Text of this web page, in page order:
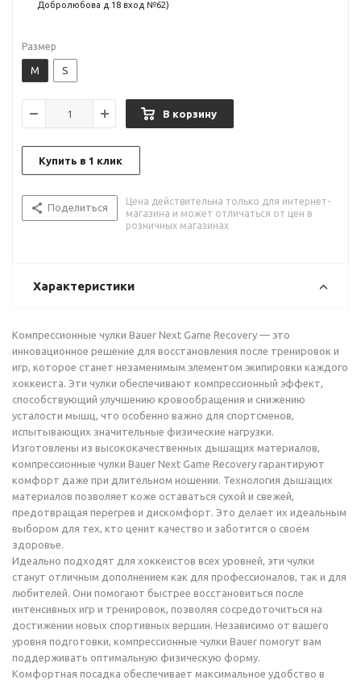
Добролюбова д.18 вход №62)
Размер
M S
В корзину
Купить в 1 клик
Поделиться
Цена действительна только для интернет-
магазина и может отличаться от цен в
розничных магазинах
Характеристики
Компрессионные чулки Bauer Next Game Recovery — это
инновационное решение для восстановления после тренировок и
игр, которое станет незаменимым элементом экипировки каждого
хоккеиста. Эти чулки обеспечивают компрессионный эффект,
способствующий улучшению кровообращения и снижению
усталости мышц, что особенно важно для спортсменов,
испытывающих значительные физические нагрузки.
Изготовлены из высококачественных дышащих материалов,
компрессионные чулки Bauer Next Game Recovery гарантируют
комфорт даже при длительном ношении. Технология дышащих
материалов позволяет коже оставаться сухой и свежей,
предотвращая перегрев и дискомфорт. Это делает их идеальным
выбором для тех, кто ценит качество и заботится о своём
здоровье.
Идеально подходят для хоккеистов всех уровней, эти чулки
станут отличным дополнением как для профессионалов, так и для
любителей. Они помогают быстрее восстановиться после
интенсивных игр и тренировок, позволяя сосредоточиться на
достижении новых спортивных вершин. Независимо от вашего
уровня подготовки, компрессионные чулки Bauer помогут вам
поддерживать оптимальную физическую форму.
Комфортная посадка обеспечивает максимальное удобство в